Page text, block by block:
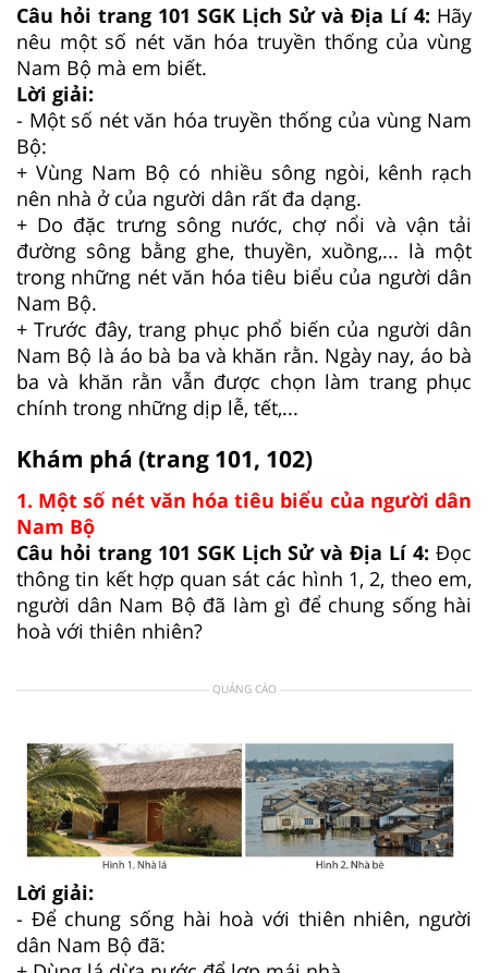
Câu hỏi trang 101 SGK Lịch Sử và Địa Lí 4: Hãy
nêu một số nét văn hóa truyền thống của vùng
Nam Bộ mà em biết.
Lời giải:
- Một số nét văn hóa truyền thống của vùng Nam
Bộ:
+ Vùng Nam Bộ có nhiều sông ngòi, kênh rạch
nên nhà ở của người dân rất đa dạng.
+ Do đặc trưng sông nước, chợ nổi và vận tải
đường sông bằng ghe, thuyền, xuồng,... là một
trong những nét văn hóa tiêu biểu của người dân
Nam Bộ.
+ Trước đây, trang phục phổ biến của người dân
Nam Bộ là áo bà ba và khăn rằn. Ngày nay, áo bà
ba và khăn rằn vẫn được chọn làm trang phục
chính trong những dịp lễ, tết,...
Khám phá (trang 101, 102)
1. Một số nét văn hóa tiêu biểu của người dân
Nam Bộ
Câu hỏi trang 101 SGK Lịch Sử và Địa Lí 4: Đọc
thông tin kết hợp quan sát các hình 1, 2, theo em,
người dân Nam Bộ đã làm gì để chung sống hài
hoà với thiên nhiên?
QUẢNG CÁO
Lời giải:
- Để chung sống hài hoà với thiên nhiên, người
dân Nam Bộ đã: